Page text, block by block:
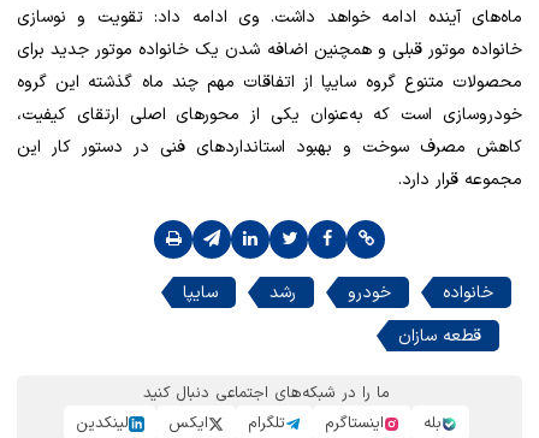
ماه‌های آینده ادامه خواهد داشت. وی ادامه داد: تقویت و نوسازی
خانواده موتور قبلی و همچنین اضافه شدن یک خانواده موتور جدید برای
محصولات متنوع گروه سایپا از اتفاقات مهم چند ماه گذشته این گروه
خودروسازی است که به‌عنوان یکی از محورهای اصلی ارتقای کیفیت،
کاهش مصرف سوخت و بهبود استانداردهای فنی در دستور کار این
مجموعه قرار دارد.
خانواده خودرو رشد
سایپا
قطعه سازان
ما را در شبکه‌های اجتماعی دنبال کنید
بله
اینستاگرم تلگرام ایکس لینکدین